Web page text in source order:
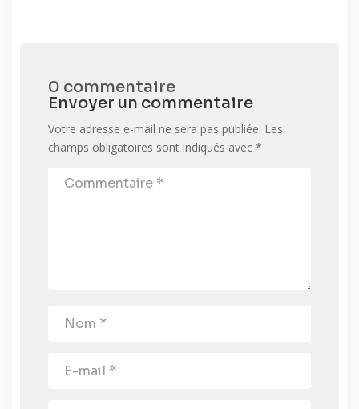
0 commentaire
Envoyer un commentaire
Votre adresse e-mail ne sera pas publiée. Les
champs obligatoires sont indiqués avec *